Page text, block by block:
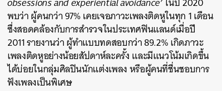
พบว่า ผู้คนกว่า 97% เคยเจอภาวะเพลงติดหูในทุก 1 เดือน
ซึ่งสอดคล้องกับการสำรวจในประเทศฟินแลนด์เมื่อปี
2011 รายงานว่า ผู้ทำแบบทดสอบกว่า 89.2% เกิดภาวะ
เพลงติดหูอย่างน้อยสัปดาห์ละครั้ง และมีแนวโน้มเกิดขึ้น
ได้บ่อยในกลุ่มศิลปินนักแต่งเพลง หรือผู้คนที่ชื่นชอบการ
ฟังเพลงเป็นพิเศษ